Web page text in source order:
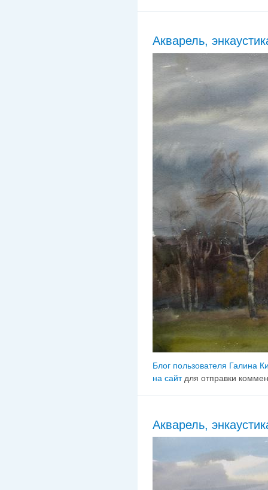
Акварель,
Блог пользователя Галина
на сайтдля отправки
Акварель,